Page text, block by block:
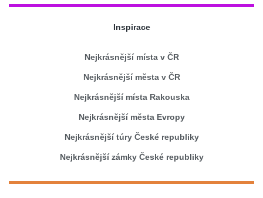
Inspirace
Nejkrásnější místa v ČR
Nejkrásnější města v ČR
Nejkrásnější místa Rakouska
Nejkrásnější města Evropy
Nejkrásnější túry České republiky
Nejkrásnější zámky České republiky